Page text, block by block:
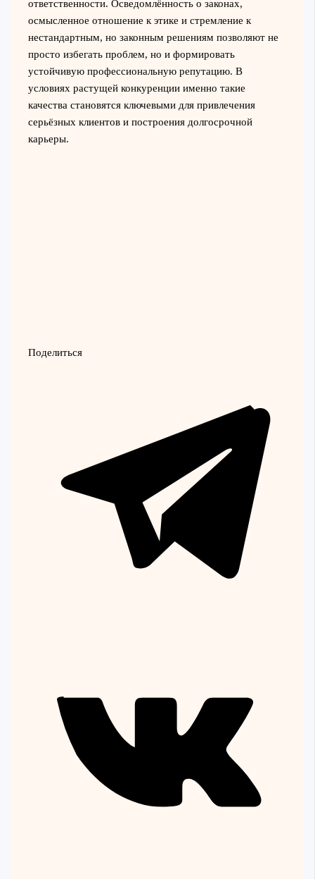
ответственности. Осведомлённость о законах,
осмысленное отношение к этике и стремление к
нестандартным, но законным решениям позволяют не
просто избегать проблем, но и формировать
устойчивую профессиональную репутацию. В
условиях растущей конкуренции именно такие
качества становятся ключевыми для привлечения
серьёзных клиентов и построения долгосрочной
карьеры.
Поделиться